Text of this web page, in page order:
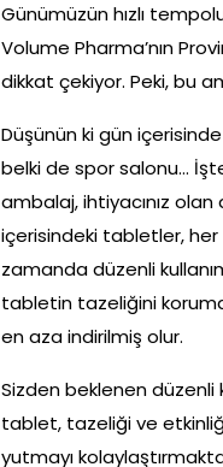
Günümüzün hızlı
Volume Pharma’nın
dikkat çekiyor. Peki, bu
Düşünün ki gün
belki de spor salonu…
ambalaj, ihtiyacınız
içerisindeki tabletler, her
zamanda düzenli
tabletin tazeliğini
en aza indirilmiş olur.
Sizden beklenen düzenli
tablet, tazeliği ve
yutmayı